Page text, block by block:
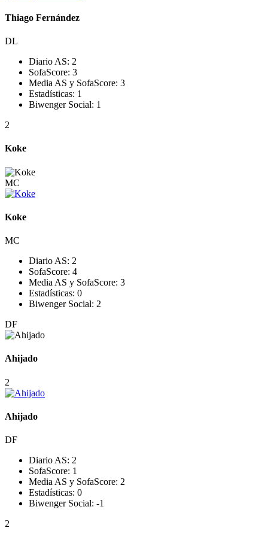
Thiago Fernández
DL
Diario AS: 2
SofaScore: 3
Media AS y SofaScore: 3
Estadísticas: 1
Biwenger Social: 1
2
Koke
MC
Koke
MC
Diario AS: 2
SofaScore: 4
Media AS y SofaScore: 3
Estadísticas: 0
Biwenger Social: 2
DF
Ahijado
2
Ahijado
DF
Diario AS: 2
SofaScore: 1
Media AS y SofaScore: 2
Estadísticas: 0
Biwenger Social: -1
2